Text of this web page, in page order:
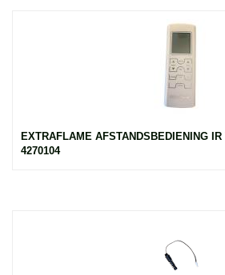
EXTRAFLAME AFSTANDSBEDIENING IR
4270104